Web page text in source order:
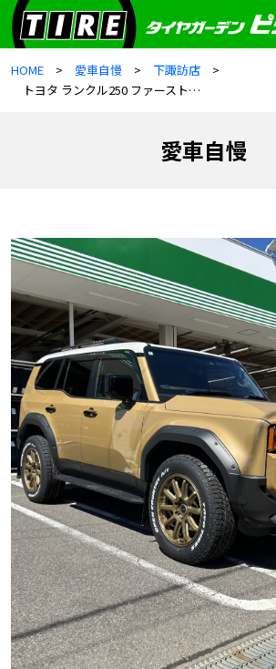
HOME 愛車自慢
下諏訪店
トヨタ ランクル250 ファーストエディション
愛車自慢